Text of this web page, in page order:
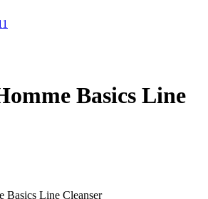
Basics Line
Basics Line Cleanser